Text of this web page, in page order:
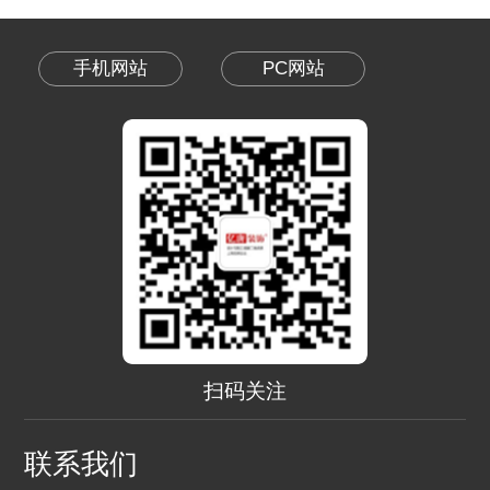
手机网站 PC网站
扫码关注
联系我们